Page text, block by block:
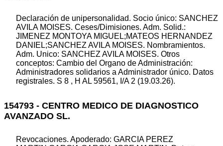
Declaración de unipersonalidad. Socio único: SANCHEZ
AVILA MOISES. Ceses/Dimisiones. Adm. Solid.:
JIMENEZ MONTOYA MIGUEL;MATEOS HERNANDEZ
DANIEL;SANCHEZ AVILA MOISES. Nombramientos.
Adm. Unico: SANCHEZ AVILA MOISES. Otros
conceptos: Cambio del Organo de Administración:
Administradores solidarios a Administrador único. Datos
registrales. S 8 , H AL 59561, I/A 2 (19.03.26).
154793 - CENTRO MEDICO DE DIAGNOSTICO
AVANZADO SL.
Revocaciones. Apoderado: GARCIA PEREZ